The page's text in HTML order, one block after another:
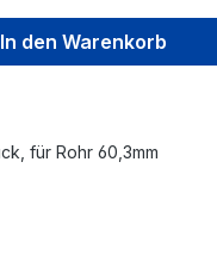
In den Warenkorb